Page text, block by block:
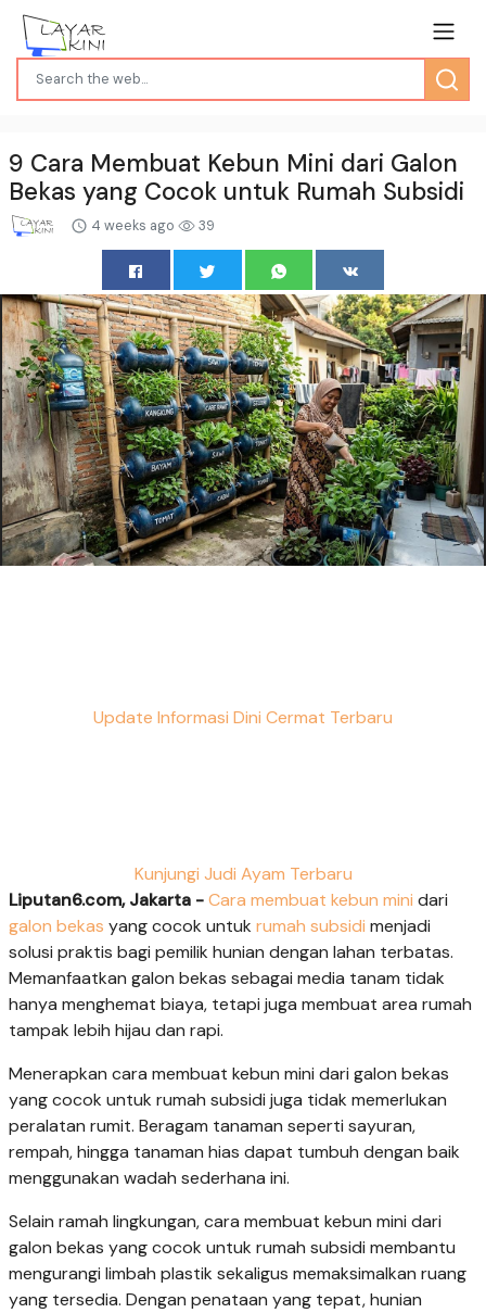
9 Cara Membuat Kebun Mini dari Galon
Bekas yang Cocok untuk Rumah Subsidi
4 weeks ago 39
Update Informasi Dini Cermat Terbaru
Kunjungi Judi Ayam Terbaru
Liputan6.com, Jakarta -Cara membuat kebun mini dari
galon bekas yang cocok untuk rumah subsidi menjadi
solusi praktis bagi pemilik hunian dengan lahan terbatas.
Memanfaatkan galon bekas sebagai media tanam tidak
hanya menghemat biaya, tetapi juga membuat area rumah
tampak lebih hijau dan rapi.
Menerapkan cara membuat kebun mini dari galon bekas
yang cocok untuk rumah subsidi juga tidak memerlukan
peralatan rumit. Beragam tanaman seperti sayuran,
rempah, hingga tanaman hias dapat tumbuh dengan baik
menggunakan wadah sederhana ini.
Selain ramah lingkungan, cara membuat kebun mini dari
galon bekas yang cocok untuk rumah subsidi membantu
mengurangi limbah plastik sekaligus memaksimalkan ruang
yang tersedia. Dengan penataan yang tepat, hunian